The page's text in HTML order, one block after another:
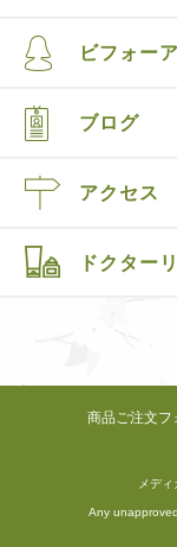
ビフォー
ブログ
アクセス
ドクター
商品ご注文フ
メディ
Any